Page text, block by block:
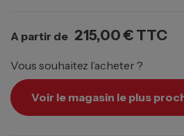
A partir de 215,00 € TTC
Vous souhaitez l’acheter ?
Voir le magasin le plus